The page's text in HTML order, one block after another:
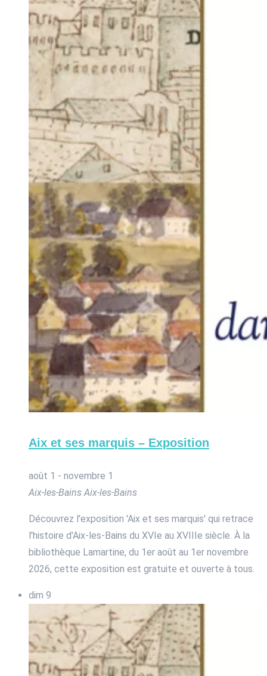
Aix et ses marquis – Exposition
août 1 - novembre 1
Aix-les-BainsAix-les-Bains
Découvrez l'exposition 'Aix et ses marquis' qui retrace
l'histoire d'Aix-les-Bains du XVIe au XVIIIe siècle. À la
bibliothèque Lamartine, du 1er août au 1er novembre
2026, cette exposition est gratuite et ouverte à tous.
dim 9